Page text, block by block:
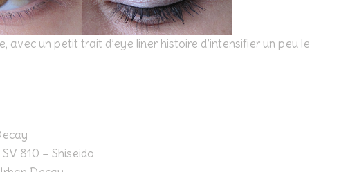
avec un petit trait d’eye liner histoire d’intensifier un peu le
810 – Shiseido